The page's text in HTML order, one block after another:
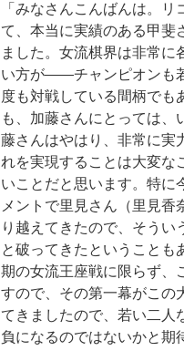
「みなさんこんばんは。
て、本当に実績のある甲斐
ました。女流棋界は非常
い方が――チャンピオンも
度も対戦している間柄でも
も、加藤さんにとっては
藤さんはやはり、非常に
れを実現することは大変な
いことだと思います。特に
メントで里見さん（里見
り越えてきたので、そうい
と破ってきたということも
期の女流王座戦に限らず、
すので、その第一幕がこの
てきましたので、若い二人
負になるのではないかと期